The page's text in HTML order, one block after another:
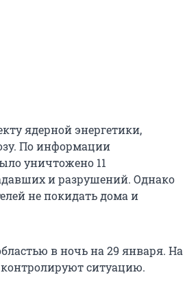
ядерной энергетики,
По информации
уничтожено 11
и разрушений. Однако
не покидать дома и
в ночь на 29 января. На
ситуацию.